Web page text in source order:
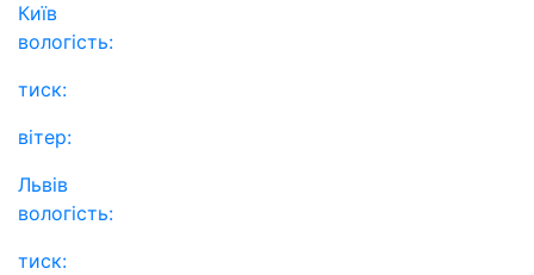
Київ
вологість:
тиск:
вітер:
Львів
вологість:
тиск: